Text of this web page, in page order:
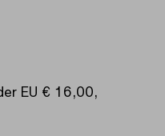
EU € 16,00,